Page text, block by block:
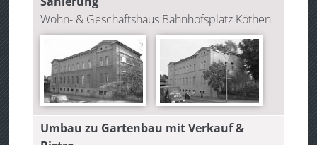
Wohn- & Geschäftshaus Bahnhofsplatz Köthen
Umbau zu Gartenbau mit Verkauf &